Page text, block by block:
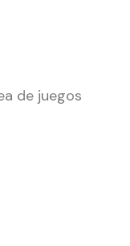
de juegos